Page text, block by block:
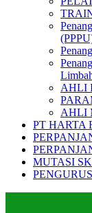
AHLI
AHLI
PT HARTA
MUTASI